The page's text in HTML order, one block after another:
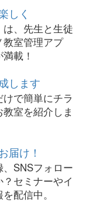
しく
は、先生と生徒
教室管理アプ
載！
します
で簡単にチラ
室を紹介しま
届け！
SNSフォロー
セミナーやイ
配信中。